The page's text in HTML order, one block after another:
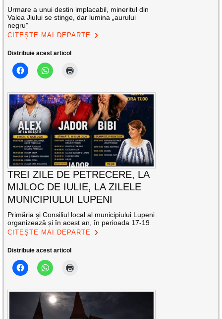
Urmare a unui destin implacabil, mineritul din
Valea Jiului se stinge, dar lumina „aurului
negru”
CITEȘTE MAI DEPARTE
Distribuie acest articol
TREI ZILE DE PETRECERE, LA
MIJLOC DE IULIE, LA ZILELE
MUNICIPIULUI LUPENI
Primăria și Consiliul local al municipiului Lupeni
organizează și în acest an, în perioada 17-19
CITEȘTE MAI DEPARTE
Distribuie acest articol